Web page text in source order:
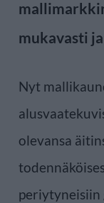
mukavasti
Nyt
olevansa
periytyneisiin